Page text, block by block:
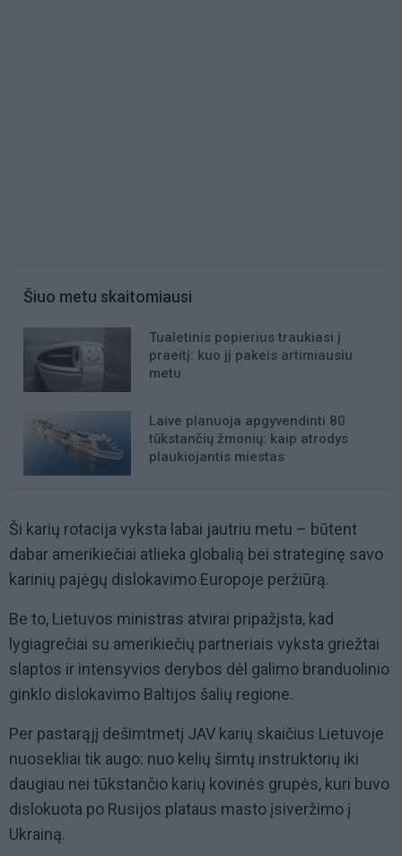
Šiuo metu skaitomiausi
Tualetinis popierius traukiasi į
praeitį: kuo jį pakeis artimiausiu
metu
Laive planuoja apgyvendinti 80
tūkstančių žmonių: kaip atrodys
plaukiojantis miestas
Ši karių rotacija vyksta labai jautriu metu – būtent
dabar amerikiečiai atlieka globalią bei strateginę savo
karinių pajėgų dislokavimo Europoje peržiūrą.
Be to, Lietuvos ministras atvirai pripažįsta, kad
lygiagrečiai su amerikiečių partneriais vyksta griežtai
slaptos ir intensyvios derybos dėl galimo branduolinio
ginklo dislokavimo Baltijos šalių regione.
Per pastarąjį dešimtmetį JAV karių skaičius Lietuvoje
nuosekliai tik augo: nuo kelių šimtų instruktorių iki
daugiau nei tūkstančio karių kovinės grupės, kuri buvo
dislokuota po Rusijos plataus masto įsiveržimo į
Ukrainą.